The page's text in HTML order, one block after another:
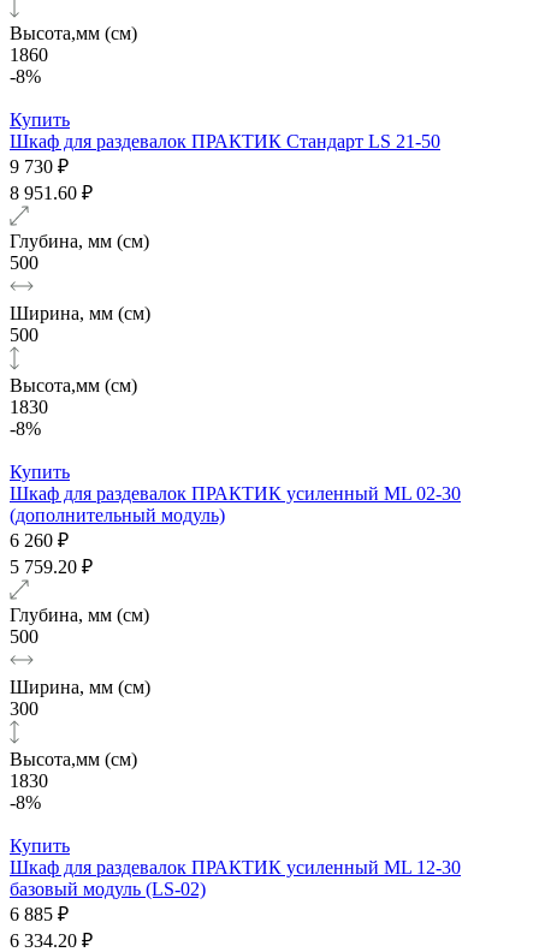
Высота,мм (см)
1860
-8%
Купить
Шкаф для раздевалок ПРАКТИК Стандарт LS 21-50
9 730 ₽
8 951.60 ₽
Глубина, мм (см)
500
Ширина, мм (см)
500
Высота,мм (см)
1830
-8%
Купить
Шкаф для раздевалок ПРАКТИК усиленный ML 02-30
(дополнительный модуль)
6 260 ₽
5 759.20 ₽
Глубина, мм (см)
500
Ширина, мм (см)
300
Высота,мм (см)
1830
-8%
Купить
Шкаф для раздевалок ПРАКТИК усиленный ML 12-30
базовый модуль (LS-02)
6 885 ₽
6 334.20 ₽